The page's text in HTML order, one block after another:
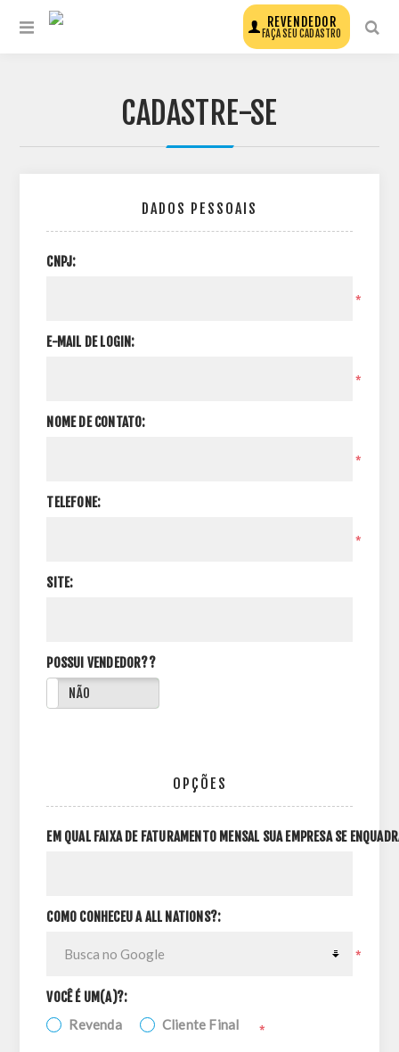
REVENDEDOR
FAÇA SEU CADASTRO
CADASTRE-SE
DADOS PESSOAIS
CNPJ:
*
E-MAIL DE LOGIN:
*
NOME DE CONTATO:
*
TELEFONE:
*
SITE:
POSSUI VENDEDOR??
NÃO
OPÇÕES
EM QUAL FAIXA DE FATURAMENTO MENSAL SUA EMPRESA SE
COMO CONHECEU A ALL NATIONS?:
*
VOCÊ É UM(A)?:
Revenda Cliente Final *